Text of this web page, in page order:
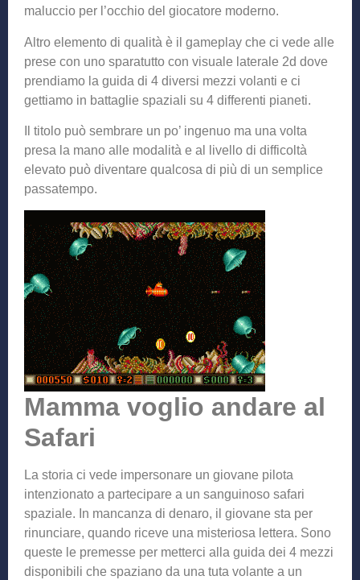
maluccio per l’occhio del giocatore moderno.
Altro elemento di qualità è il gameplay che ci vede alle
prese con uno sparatutto con visuale laterale 2d dove
prendiamo la guida di 4 diversi mezzi volanti e ci
gettiamo in battaglie spaziali su 4 differenti pianeti.
Il titolo può sembrare un po’ ingenuo ma una volta
presa la mano alle modalità e al livello di difficoltà
elevato può diventare qualcosa di più di un semplice
passatempo.
Mamma voglio andare al
Safari
La storia ci vede impersonare un giovane pilota
intenzionato a partecipare a un sanguinoso safari
spaziale. In mancanza di denaro, il giovane sta per
rinunciare, quando riceve una misteriosa lettera. Sono
queste le premesse per metterci alla guida dei 4 mezzi
disponibili che spaziano da una tuta volante a un